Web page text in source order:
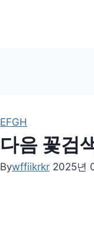
EFGH
다음 꽃검
Bywffiikrkr 2025년